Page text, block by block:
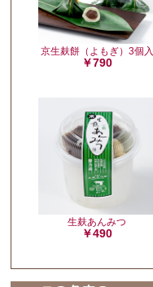
京生麸餅（よもぎ）3個入
￥790
生麸あんみつ
￥490